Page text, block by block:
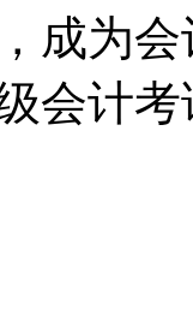
成为
会计